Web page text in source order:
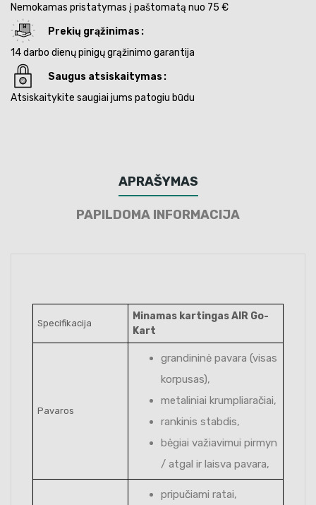
Nemokamas pristatymas į paštomatą nuo 75 €
Prekių grąžinimas
14 darbo dienų pinigų grąžinimo garantija
Saugus atsiskaitymas
Atsiskaitykite saugiai jums patogiu būdu
APRAŠYMAS
PAPILDOMA INFORMACIJA
Specifikacija
Minamas kartingas AIR Go-
Kart
Pavaros
grandininė pavara (visas
korpusas),
metaliniai krumpliaračiai,
rankinis stabdis,
bėgiai važiavimui pirmyn
/ atgal ir laisva pavara,
pripučiami ratai,